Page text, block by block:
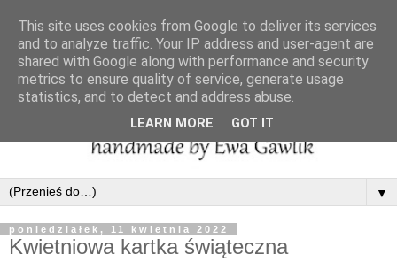
▼
poniedziałek, 11 kwietnia 2022
Kwietniowa kartka świąteczna
This site uses cookies from Google to deliver its services
and to analyze traffic. Your IP address and user-agent are
shared with Google along with performance and security
metrics to ensure quality of service, generate usage
statistics, and to detect and address abuse.
LEARN MORE GOT IT